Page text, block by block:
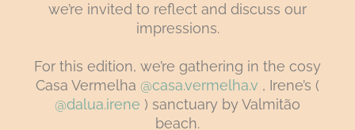
we’re invited to reflect and discuss our
impressions.
For this edition, we’re gathering in the cosy
Casa Vermelha @casa.vermelha.v , Irene’s (
@dalua.irene ) sanctuary by Valmitão
beach.